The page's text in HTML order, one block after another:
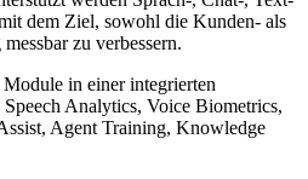
dem Ziel, sowohl die Kunden- als
zu verbessern.
in einer integrierten
Analytics, Voice Biometrics,
Agent Training, Knowledge